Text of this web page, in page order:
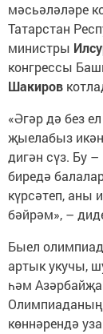
мәсьәләләре
Татарстан
министры
конгрессы
Шакиров
«Әгәр дә без
җыелабыз
дигән сүз. Бу –
биредә
күрсәтеп, аны
бәйрәм», –
Быел
артык укучы,
һәм
Олимпиаданың
көннәрендә